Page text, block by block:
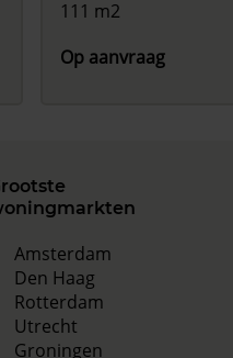
111 m2
Op aanvraag
Amsterdam
Den Haag
Rotterdam
Utrecht
Groningen